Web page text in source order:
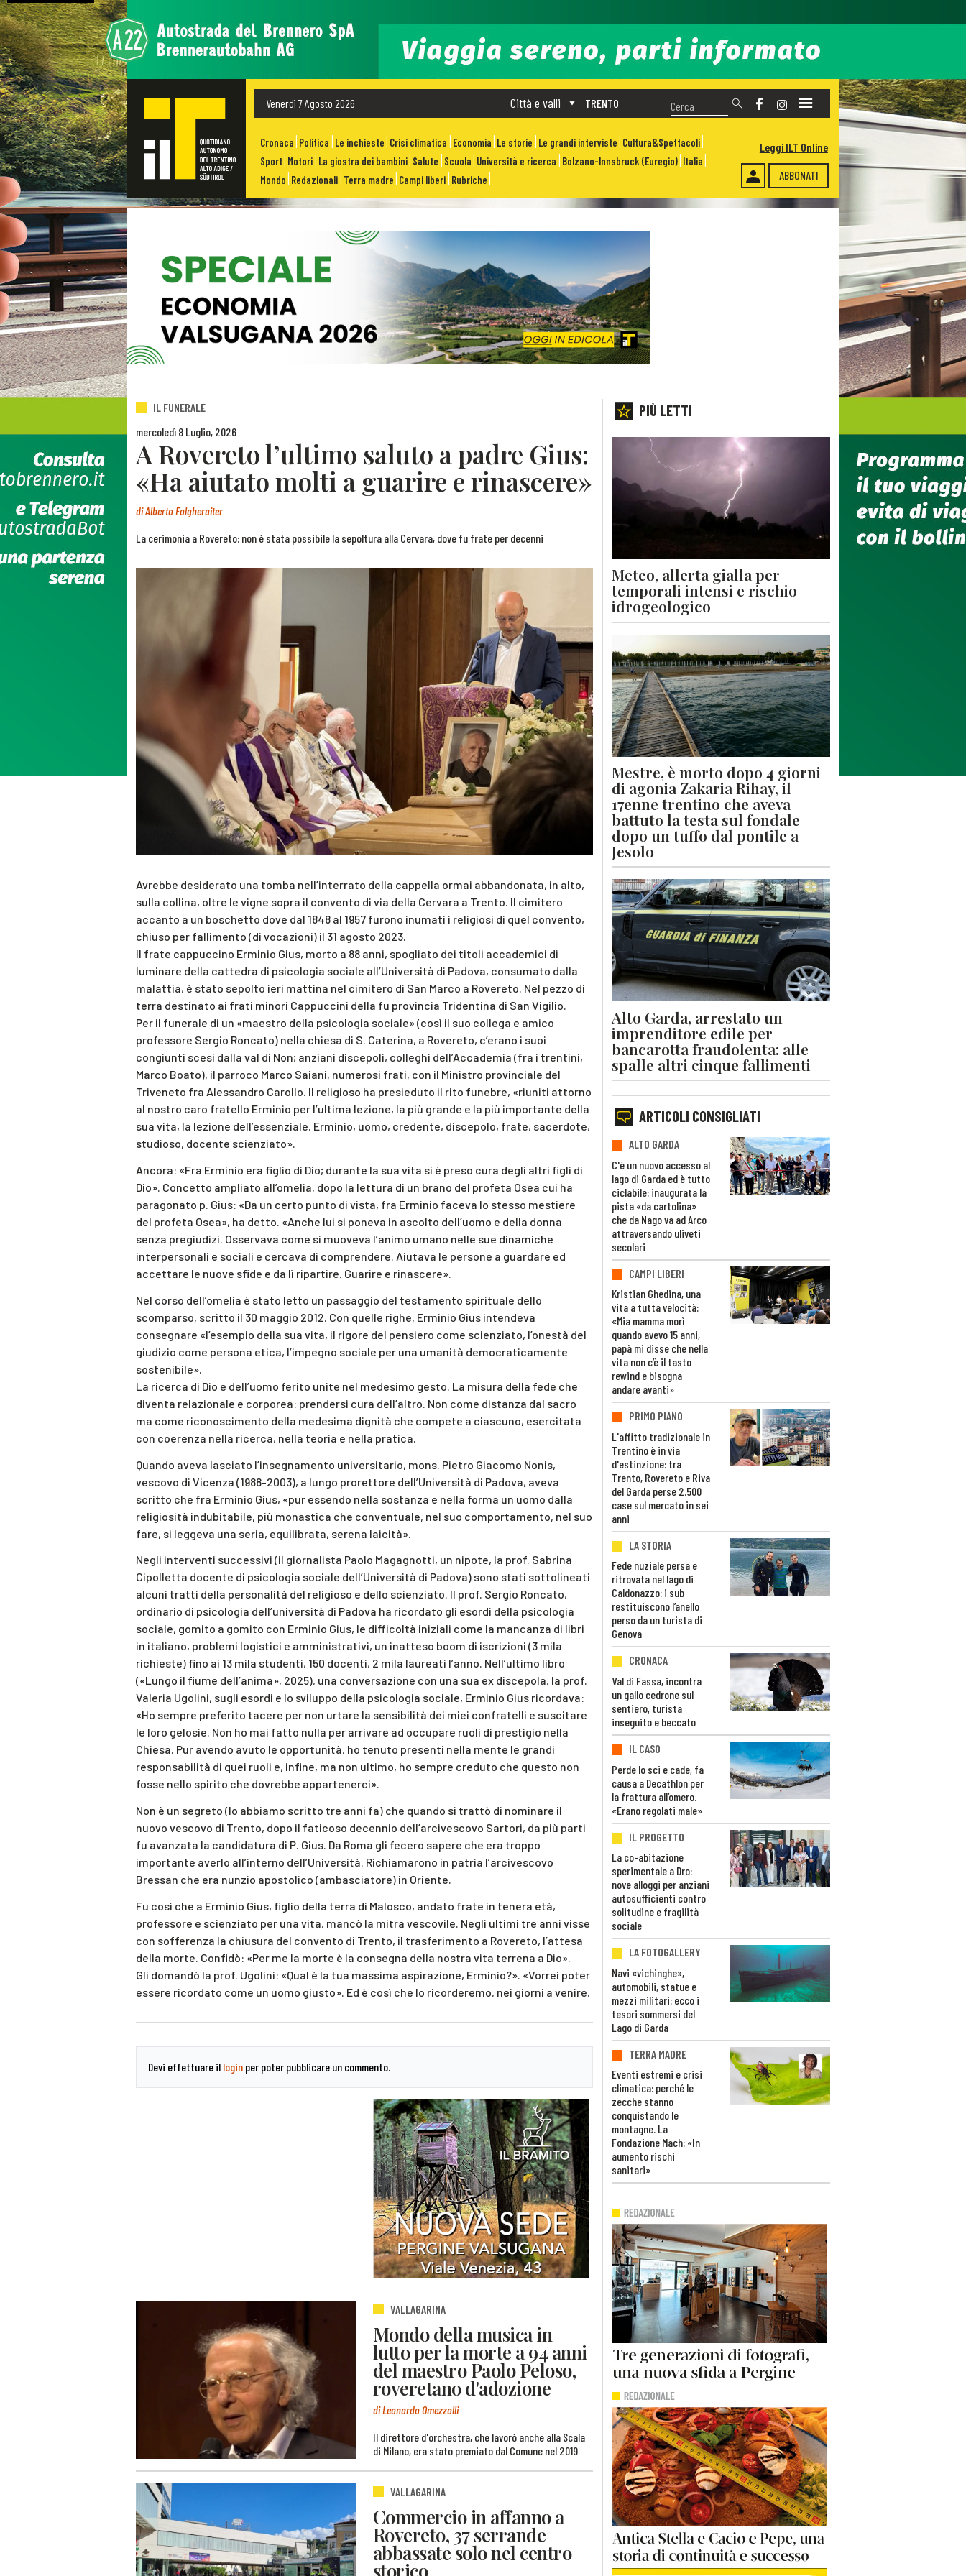
Venerdì 7 Agosto 2026 TRENTO
Città e valli
Cronaca Politica Le inchieste Crisi climatica Economia Le storie Le grandi interviste Cultura&Spettacoli
Sport Motori La giostra dei bambini Salute Scuola Università e ricerca Bolzano-Innsbruck (Euregio) Italia
Mondo Redazionali Terra madre Campi liberi Rubriche ABBONATI
Leggi ILT Online
IL FUNERALE
mercoledì 8 Luglio, 2026
A Rovereto l’ultimo saluto a padre Gius:
«Ha aiutato molti a guarire e rinascere»
diAlberto Folgheraiter
La cerimonia a Rovereto: non è stata possibile la sepoltura alla Cervara, dove fu frate per decenni
Avrebbe desiderato una tomba nell’interrato della cappella ormai abbandonata, in alto,
sulla collina, oltre le vigne sopra il convento di via della Cervara a Trento. Il cimitero
accanto a un boschetto dove dal 1848 al 1957 furono inumati i religiosi di quel convento,
chiuso per fallimento (di vocazioni) il 31 agosto 2023.
Il frate cappuccino Erminio Gius, morto a 88 anni, spogliato dei titoli accademici di
luminare della cattedra di psicologia sociale all’Università di Padova, consumato dalla
malattia, è stato sepolto ieri mattina nel cimitero di San Marco a Rovereto. Nel pezzo di
terra destinato ai frati minori Cappuccini della fu provincia Tridentina di San Vigilio.
Per il funerale di un «maestro della psicologia sociale» (così il suo collega e amico
professore Sergio Roncato) nella chiesa di S. Caterina, a Rovereto, c’erano i suoi
congiunti scesi dalla val di Non; anziani discepoli, colleghi dell’Accademia (fra i trentini,
Marco Boato), il parroco Marco Saiani, numerosi frati, con il Ministro provinciale del
Triveneto fra Alessandro Carollo. Il religioso ha presieduto il rito funebre, «riuniti attorno
al nostro caro fratello Erminio per l’ultima lezione, la più grande e la più importante della
sua vita, la lezione dell’essenziale. Erminio, uomo, credente, discepolo, frate, sacerdote,
studioso, docente scienziato».
Ancora: «Fra Erminio era figlio di Dio; durante la sua vita si è preso cura degli altri figli di
Dio». Concetto ampliato all’omelia, dopo la lettura di un brano del profeta Osea cui ha
paragonato p. Gius: «Da un certo punto di vista, fra Erminio faceva lo stesso mestiere
del profeta Osea», ha detto. «Anche lui si poneva in ascolto dell’uomo e della donna
senza pregiudizi. Osservava come si muoveva l’animo umano nelle sue dinamiche
interpersonali e sociali e cercava di comprendere. Aiutava le persone a guardare ed
accettare le nuove sfide e da lì ripartire. Guarire e rinascere».
Nel corso dell’omelia è stato letto un passaggio del testamento spirituale dello
scomparso, scritto il 30 maggio 2012. Con quelle righe, Erminio Gius intendeva
consegnare «l’esempio della sua vita, il rigore del pensiero come scienziato, l’onestà del
giudizio come persona etica, l’impegno sociale per una umanità democraticamente
sostenibile».
La ricerca di Dio e dell’uomo ferito unite nel medesimo gesto. La misura della fede che
diventa relazionale e corporea: prendersi cura dell’altro. Non come distanza dal sacro
ma come riconoscimento della medesima dignità che compete a ciascuno, esercitata
con coerenza nella ricerca, nella teoria e nella pratica.
Quando aveva lasciato l’insegnamento universitario, mons. Pietro Giacomo Nonis,
vescovo di Vicenza (1988-2003), a lungo prorettore dell’Università di Padova, aveva
scritto che fra Erminio Gius, «pur essendo nella sostanza e nella forma un uomo dalla
religiosità indubitabile, più monastica che conventuale, nel suo comportamento, nel suo
fare, si leggeva una seria, equilibrata, serena laicità».
Negli interventi successivi (il giornalista Paolo Magagnotti, un nipote, la prof. Sabrina
Cipolletta docente di psicologia sociale dell’Università di Padova) sono stati sottolineati
alcuni tratti della personalità del religioso e dello scienziato. Il prof. Sergio Roncato,
ordinario di psicologia dell’università di Padova ha ricordato gli esordi della psicologia
sociale, gomito a gomito con Erminio Gius, le difficoltà iniziali come la mancanza di libri
in italiano, problemi logistici e amministrativi, un inatteso boom di iscrizioni (3 mila
richieste) fino ai 13 mila studenti, 150 docenti, 2 mila laureati l’anno. Nell’ultimo libro
(«Lungo il fiume dell’anima», 2025), una conversazione con una sua ex discepola, la prof.
Valeria Ugolini, sugli esordi e lo sviluppo della psicologia sociale, Erminio Gius ricordava:
«Ho sempre preferito tacere per non urtare la sensibilità dei miei confratelli e suscitare
le loro gelosie. Non ho mai fatto nulla per arrivare ad occupare ruoli di prestigio nella
Chiesa. Pur avendo avuto le opportunità, ho tenuto presenti nella mente le grandi
responsabilità di quei ruoli e, infine, ma non ultimo, ho sempre creduto che questo non
fosse nello spirito che dovrebbe appartenerci».
Non è un segreto (lo abbiamo scritto tre anni fa) che quando si trattò di nominare il
nuovo vescovo di Trento, dopo il faticoso decennio dell’arcivescovo Sartori, da più parti
fu avanzata la candidatura di P. Gius. Da Roma gli fecero sapere che era troppo
importante averlo all’interno dell’Università. Richiamarono in patria l’arcivescovo
Bressan che era nunzio apostolico (ambasciatore) in Oriente.
Fu così che a Erminio Gius, figlio della terra di Malosco, andato frate in tenera età,
professore e scienziato per una vita, mancò la mitra vescovile. Negli ultimi tre anni visse
con sofferenza la chiusura del convento di Trento, il trasferimento a Rovereto, l’attesa
della morte. Confidò: «Per me la morte è la consegna della nostra vita terrena a Dio».
Gli domandò la prof. Ugolini: «Qual è la tua massima aspirazione, Erminio?». «Vorrei poter
essere ricordato come un uomo giusto». Ed è così che lo ricorderemo, nei giorni a venire.
Devi effettuare il login per poter pubblicare un commento.
VALLAGARINA
Mondo della musica in
lutto per la morte a 94 anni
del maestro Paolo Peloso,
roveretano d'adozione
di Leonardo Omezzolli
Il direttore d'orchestra, che lavorò anche alla Scala
di Milano, era stato premiato dal Comune nel 2019
VALLAGARINA
Commercio in affanno a
Rovereto, 37 serrande
abbassate solo nel centro
storico
PIÙ LETTI
Meteo, allerta gialla per
temporali intensi e rischio
idrogeologico
Mestre, è morto dopo 4 giorni
di agonia Zakaria Rihay, il
17enne trentino che aveva
battuto la testa sul fondale
dopo un tuffo dal pontile a
Jesolo
Alto Garda, arrestato un
imprenditore edile per
bancarotta fraudolenta: alle
spalle altri cinque fallimenti
ARTICOLI CONSIGLIATI
ALTO GARDA
C'è un nuovo accesso al
lago di Garda ed è tutto
ciclabile: inaugurata la
pista «da cartolina»
che da Nago va ad Arco
attraversando uliveti
secolari
CAMPI LIBERI
Kristian Ghedina, una
vita a tutta velocità:
«Mia mamma morì
quando avevo 15 anni,
papà mi disse che nella
vita non c’è il tasto
rewind e bisogna
andare avanti»
PRIMO PIANO
L'affitto tradizionale in
Trentino è in via
d'estinzione: tra
Trento, Rovereto e Riva
del Garda perse 2.500
case sul mercato in sei
anni
LA STORIA
Fede nuziale persa e
ritrovata nel lago di
Caldonazzo: i sub
restituiscono l’anello
perso da un turista di
Genova
CRONACA
Val di Fassa, incontra
un gallo cedrone sul
sentiero, turista
inseguito e beccato
IL CASO
Perde lo sci e cade, fa
causa a Decathlon per
la frattura all’omero.
«Erano regolati male»
IL PROGETTO
La co-abitazione
sperimentale a Dro:
nove alloggi per anziani
autosufficienti contro
solitudine e fragilità
sociale
LA FOTOGALLERY
Navi «vichinghe»,
automobili, statue e
mezzi militari: ecco i
tesori sommersi del
Lago di Garda
TERRA MADRE
Eventi estremi e crisi
climatica: perché le
zecche stanno
conquistando le
montagne. La
Fondazione Mach: «In
aumento rischi
sanitari»